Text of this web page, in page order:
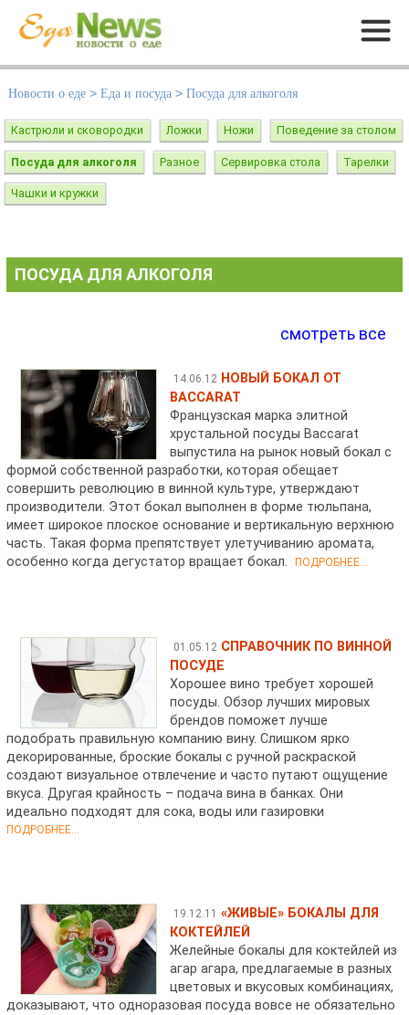
Меню
Новости о еде > Еда и посуда > Посуда для алкоголя
Кастрюли и сковородки Ложки Ножи Поведение за столом
Посуда для алкоголя Разное Сервировка стола Тарелки
Чашки и кружки
ПОСУДА ДЛЯ АЛКОГОЛЯ
смотреть все
14.06.12 НОВЫЙ БОКАЛ ОТ
BACCARAT
Французская марка элитной
хрустальной посуды Baccarat
выпустила на рынок новый бокал с
формой собственной разработки, которая обещает
совершить революцию в винной культуре, утверждают
производители. Этот бокал выполнен в форме тюльпана,
имеет широкое плоское основание и вертикальную верхнюю
часть. Такая форма препятствует улетучиванию аромата,
особенно когда дегустатор вращает бокал.ПОДРОБНЕЕ...
01.05.12 СПРАВОЧНИК ПО ВИННОЙ
ПОСУДЕ
Хорошее вино требует хорошей
посуды. Обзор лучших мировых
брендов поможет лучше
подобрать правильную компанию вину. Слишком ярко
декорированные, броские бокалы с ручной раскраской
создают визуальное отвлечение и часто путают ощущение
вкуса. Другая крайность – подача вина в банках. Они
идеально подходят для сока, воды или газировки
ПОДРОБНЕЕ...
19.12.11 «ЖИВЫЕ» БОКАЛЫ ДЛЯ
КОКТЕЙЛЕЙ
Желейные бокалы для коктейлей из
агар агара, предлагаемые в разных
цветовых и вкусовых комбинациях,
доказывают, что одноразовая посуда вовсе не обязательно